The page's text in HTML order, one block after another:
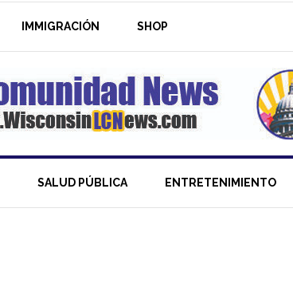
IMMIGRACIÓN SHOP
SALUD PÚBLICA ENTRETENIMIENTO